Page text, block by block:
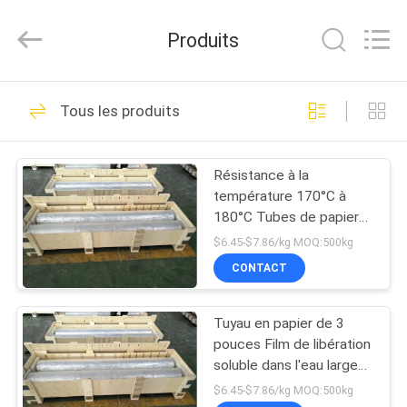
MAISON
PRODUITS
PROPOS
DE
NOUS
Greencradleland
Macromolecule
Ltd..
Reserved.
Film soluble dans
l'eau de PVA
36
Film soluble dans
l'eau de libération
73
Produits
Tous les produits
Résistance à la
température 170°C à
180°C Tubes de papier
résistantes à la
température élevée 3
pouces Conçues pour la
industrielle
$6.45-$7.86/kg MOQ:500kg
CONTACT
Tuyau en papier de 3
pouces Film de libération
soluble dans l'eau largeur
transparente de 500 à
$6.45-$7.86/kg MOQ:500kg